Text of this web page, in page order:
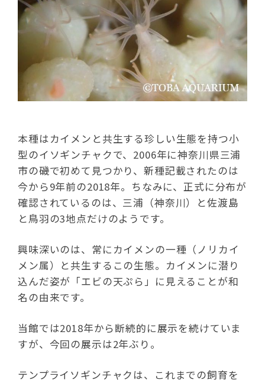
本種はカイメンと共生する珍しい生態を持つ小
型のイソギンチャクで、2006年に神奈川県三浦
市の磯で初めて見つかり、新種記載されたのは
今から9年前の2018年。ちなみに、正式に分布が
確認されているのは、三浦（神奈川）と佐渡島
と鳥羽の3地点だけのようです。
興味深いのは、常にカイメンの一種（ノリカイ
メン属）と共生するこの生態。カイメンに潜り
込んだ姿が「エビの天ぷら」に見えることが和
名の由来です。
当館では2018年から断続的に展示を続けていま
すが、今回の展示は2年ぶり。
テンプライソギンチャクは、これまでの飼育を